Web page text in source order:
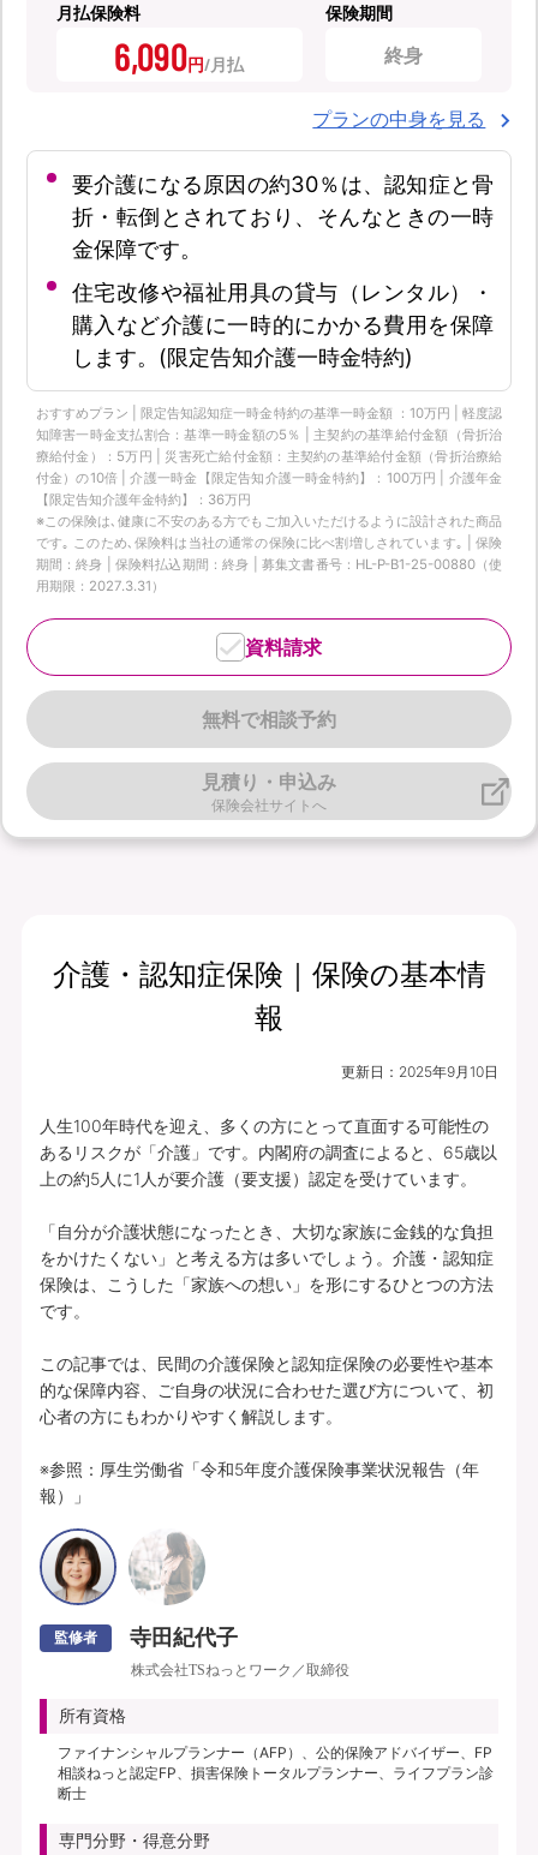
月払保険料
6,090円
保険期間
終身
プランの中身を見る
要介護になる原因の約30％は、認知症と骨
折・転倒とされており、そんなときの一時
金保障です。
住宅改修や福祉用具の貸与（レンタル）・
購入など介護に一時的にかかる費用を保障
します。(限定告知介護一時金特約)
おすすめプラン | 限定告知認知症一時金特約の基準一時金額 ：10万円 | 軽度認
知障害一時金支払割合：基準一時金額の5％ | 主契約の基準給付金額（骨折治
療給付金）：5万円 | 災害死亡給付金額：主契約の基準給付金額（骨折治療給
付金）の10倍 | 介護一時金【限定告知介護一時金特約】：100万円 | 介護年金
【限定告知介護年金特約】：36万円
※この保険は､健康に不安のある方でもご加入いただけるように設計された商品
です｡ このため､保険料は当社の通常の保険に比べ割増しされています｡ | 保険
期間：終身 | 保険料払込期間：終身 | 募集文書番号：HL-P-B1-25-00880（使
用期限：2027.3.31）
無料で相談予約
資料請求
見積り・申込み
保険会社サイトへ
介護・認知症保険｜保険の基本情
報
更新日： 2025年9月10日
人生100年時代を迎え、多くの方にとって直面する可能性の
あるリスクが「介護」です。内閣府の調査によると、65歳以
上の約5人に1人が要介護（要支援）認定を受けています。
「自分が介護状態になったとき、大切な家族に金銭的な負担
をかけたくない」と考える方は多いでしょう。介護・認知症
保険は、こうした「家族への想い」を形にするひとつの方法
です。
この記事では、民間の介護保険と認知症保険の必要性や基本
的な保障内容、ご自身の状況に合わせた選び方について、初
心者の方にもわかりやすく解説します。
※参照：厚生労働省「令和5年度介護保険事業状況報告（年
報）」
監修者 寺田紀代子
株式会社TSねっとワーク／取締役
所有資格
ファイナンシャルプランナー（AFP）、公的保険アドバイザー、FP
相談ねっと認定FP、損害保険トータルプランナー、ライフプラン診
断士
専門分野・得意分野